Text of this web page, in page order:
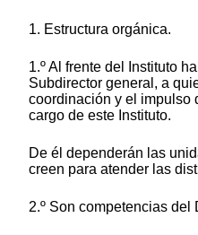
1. Estructura orgánica.
1.º Al frente del Instituto
Subdirector general, a
coordinación y el impulso
cargo de este Instituto.
De él dependerán las
creen para atender las
2.º Son competencias del